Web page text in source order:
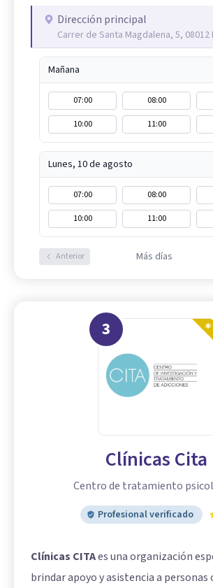
Dirección principal
Carrer de Santa Magdalena, 5, 08012
Mañana
07:00 08:00
10:00
11:00
Lunes, 10 de agosto
07:00 08:00
10:00
11:00
Anterior Más días
3
Clínicas Cita
Centro de tratamiento
Profesional verificado
Clínicas CITAes una organización
brindar apoyo y asistencia a